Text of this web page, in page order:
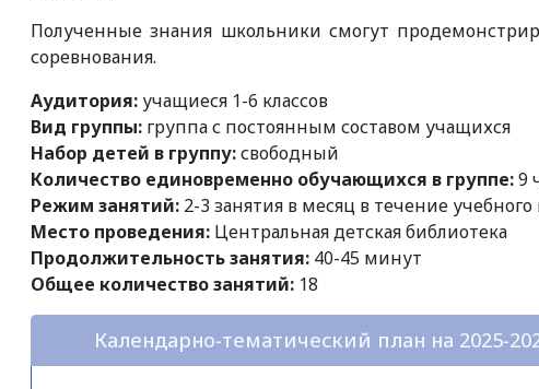
Полученные знания школьники смогут
соревнования.
Аудитория: учащиеся 1-6 классов
Вид группы: группа с постоянным составом учащихся
Набор детей в группу:свободный
Количество единовременно обучающихся в группе:9
Режим занятий: 2-3 занятия в месяц в течение учебного
Место проведения: Центральная детская библиотека
Продолжительность занятия: 40-45 минут
Общее количество занятий: 18
Календарно-тематический план на 2025-